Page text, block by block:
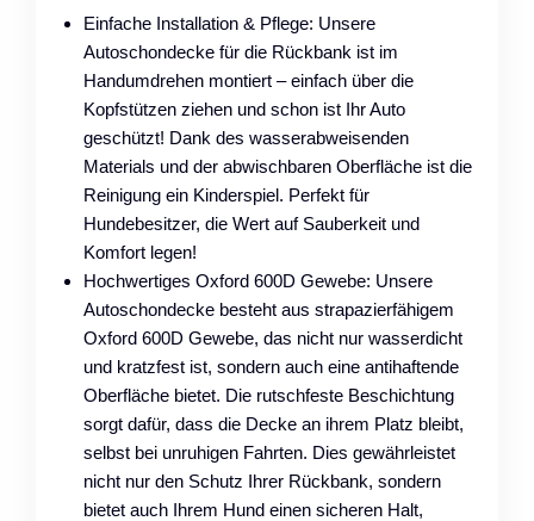
Einfache Installation & Pflege: Unsere
Autoschondecke für die Rückbank ist im
Handumdrehen montiert – einfach über die
Kopfstützen ziehen und schon ist Ihr Auto
geschützt! Dank des wasserabweisenden
Materials und der abwischbaren Oberfläche ist die
Reinigung ein Kinderspiel. Perfekt für
Hundebesitzer, die Wert auf Sauberkeit und
Komfort legen!
Hochwertiges Oxford 600D Gewebe: Unsere
Autoschondecke besteht aus strapazierfähigem
Oxford 600D Gewebe, das nicht nur wasserdicht
und kratzfest ist, sondern auch eine antihaftende
Oberfläche bietet. Die rutschfeste Beschichtung
sorgt dafür, dass die Decke an ihrem Platz bleibt,
selbst bei unruhigen Fahrten. Dies gewährleistet
nicht nur den Schutz Ihrer Rückbank, sondern
bietet auch Ihrem Hund einen sicheren Halt,